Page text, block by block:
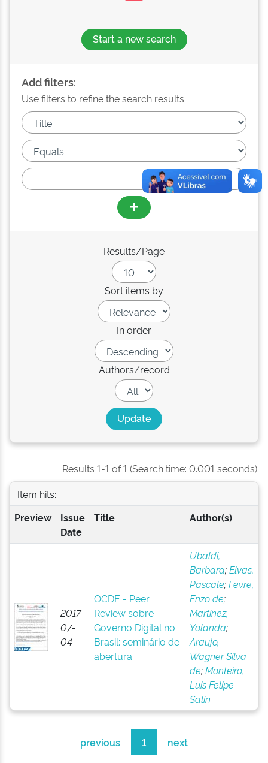
Start a new search
Add filters:
Use filters to refine the search results.
Results/Page
Sort items by
In order
Authors/record
Results 1-1 of 1 (Search time: 0.001 seconds).
Item hits:
Preview
Issue
Date
Title Author(s)
2017-
07-
04
OCDE - Peer
Review sobre
Governo Digital no
Brasil: seminário de
abertura
Ubaldi,
Barbara;Elvas,
Pascale;Fevre,
Enzo de;
Martinez,
Yolanda;
Araujo,
Wagner Silva
de;Monteiro,
Luis Felipe
Salin
previous 1 next